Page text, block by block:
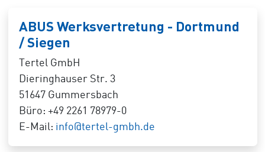
ABUS Werksvertretung - Dortmund
/ Siegen
Tertel GmbH
Dieringhauser Str. 3
51647 Gummersbach
Büro: +49 2261 78979-0
E-Mail: info@tertel-gmbh.de